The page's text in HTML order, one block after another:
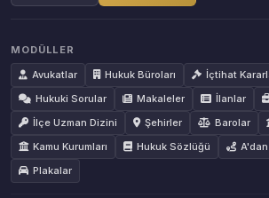
MODÜLLER
Avukatlar
Hukuk Büroları İçtihat
Hukuki Sorular
Makaleler İlanlar
İlçe Uzman Dizini
Şehirler Barolar
Kamu Kurumları
Hukuk Sözlüğü
Plakalar